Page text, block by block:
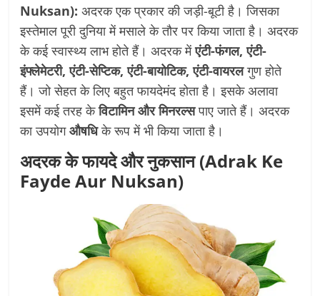
Nuksan):अदरक एक प्रकार की जड़ी-बूटी है। जिसका
इस्तेमाल पूरी दुनिया में मसाले के तौर पर किया जाता है। अदरक
के कई स्वास्थ्य लाभ होते हैं। अदरक मेंएंटी-फंगल, एंटी-
इंफ्लेमेटरी, एंटी-सेप्टिक, एंटी-बायोटिक, एंटी-वायरलगुण होते
हैं। जो सेहत के लिए बहुत फायदेमंद होता है। इसके अलावा
इसमें कई तरह केविटामिन और मिनरल्सपाए जाते हैं। अदरक
का उपयोगऔषधिके रूप में भी किया जाता है।
अदरक के फायदे और नुकसान (Adrak Ke
Fayde Aur Nuksan)